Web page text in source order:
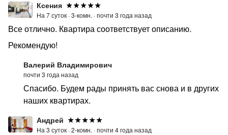
Ксения
На 7 суток ·3-комн. ·почти 3 года назад
Все отлично. Квартира соответствует описанию.
Рекомендую!
Валерий Владимирович
почти 3 года назад
Спасибо. Будем рады принять вас снова и в других
наших квартирах.
Андрей
На 3 суток ·2-комн. ·почти 4 года назад